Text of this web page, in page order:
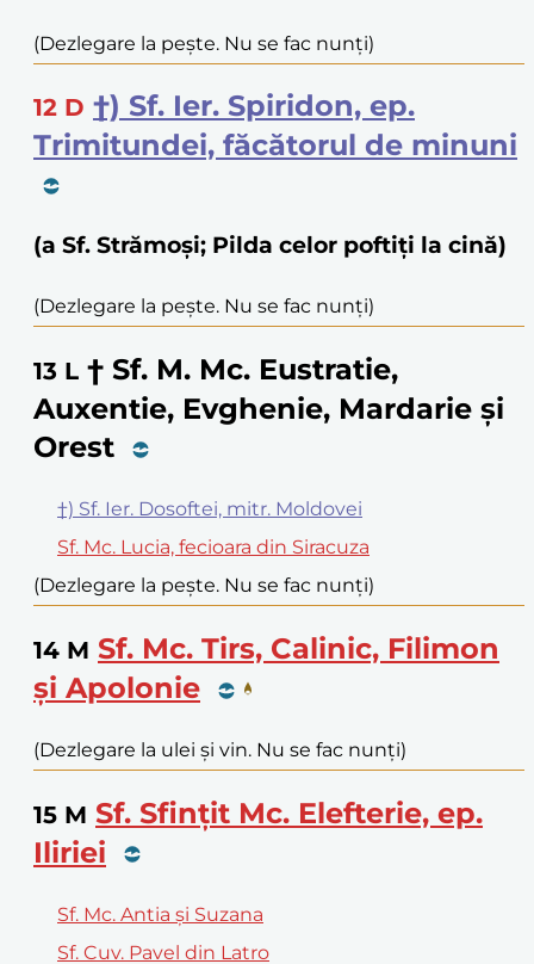
(Dezlegare la pește. Nu se fac nunți)
12 D †) Sf. Ier. Spiridon, ep.
Trimitundei, făcătorul de minuni
(a Sf. Strămoși; Pilda celor poftiți la cină)
(Dezlegare la pește. Nu se fac nunți)
13 L † Sf. M. Mc. Eustratie,
Auxentie, Evghenie, Mardarie și
Orest
†) Sf. Ier. Dosoftei, mitr. Moldovei
Sf. Mc. Lucia, fecioara din Siracuza
(Dezlegare la pește. Nu se fac nunți)
14 M Sf. Mc. Tirs, Calinic, Filimon
și Apolonie
(Dezlegare la ulei și vin. Nu se fac nunți)
15 M Sf. Sfințit Mc. Elefterie, ep.
Iliriei
Sf. Mc. Antia și Suzana
Sf. Cuv. Pavel din Latro